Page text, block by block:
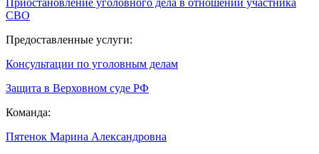
Приостановление уголовного дела в отношении участника
СВО
Предоставленные услуги:
Консультации по уголовным делам
Защита в Верховном суде РФ
Команда:
Пятенок Марина Александровна